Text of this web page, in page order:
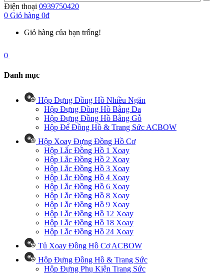
Điện thoại 0939750420
0 Giỏ hàng 0đ
Giỏ hàng của bạn trống!
0
Danh mục
Hộp Đựng Đồng Hồ Nhiều Ngăn
Hộp Đựng Đồng Hồ Bằng Da
Hộp Đựng Đồng Hồ Bằng Gỗ
Hộp Để Đồng Hồ & Trang Sức ACBOW
Hộp Xoay Đựng Đồng Hồ Cơ
Hộp Lắc Đồng Hồ 1 Xoay
Hộp Lắc Đồng Hồ 2 Xoay
Hộp Lắc Đồng Hồ 3 Xoay
Hộp Lắc Đồng Hồ 4 Xoay
Hộp Lắc Đồng Hồ 6 Xoay
Hộp Lắc Đồng Hồ 8 Xoay
Hộp Lắc Đồng Hồ 9 Xoay
Hộp Lắc Đồng Hồ 12 Xoay
Hộp Lắc Đồng Hồ 18 Xoay
Hộp Lắc Đồng Hồ 24 Xoay
Tủ Xoay Đồng Hồ Cơ ACBOW
Hộp Đựng Đồng Hồ & Trang Sức
Hộp Đựng Phụ Kiện Trang Sức